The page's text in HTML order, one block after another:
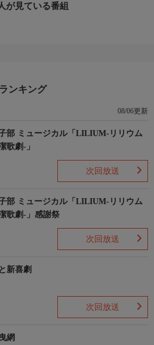
が見ている番組
ンキング
08/06更新
部 ミュージカル「LILIUM-リリウム
歌劇-」
次回放送
部 ミュージカル「LILIUM-リリウム
歌劇-」感謝祭
次回放送
新喜劇
次回放送
網